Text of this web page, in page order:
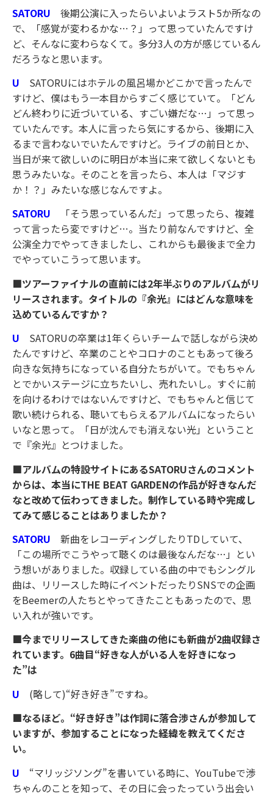
SATORU 後期公演に入ったらいよいよラスト5か所なの
で、「感覚が変わるかな…？」って思っていたんですけ
ど、そんなに変わらなくて。多分3人の方が感じているん
だろうなと思います。
U SATORUにはホテルの風呂場かどこかで言ったんで
すけど、僕はもう一本目からすごく感じていて。「どん
どん終わりに近づいている、すごい嫌だな…」って思っ
ていたんです。本人に言ったら気にするから、後期に入
るまで言わないでいたんですけど。ライブの前日とか、
当日が来て欲しいのに明日が本当に来て欲しくないとも
思うみたいな。そのことを言ったら、本人は「マジす
か！？」みたいな感じなんですよ。
SATORU
「そう思っているんだ」って思ったら、複雑
って言ったら変ですけど…。当たり前なんですけど、全
公演全力でやってきましたし、これからも最後まで全力
でやっていこうって思います。
■ツアーファイナルの直前には2年半ぶりのアルバムがリ
リースされます。タイトルの『余光』にはどんな意味を
込めているんですか？
U SATORUの卒業は1年くらいチームで話しながら決め
たんですけど、卒業のことやコロナのこともあって後ろ
向きな気持ちになっている自分たちがいて。でもちゃん
とでかいステージに立ちたいし、売れたいし。すぐに前
を向けるわけではないんですけど、でもちゃんと信じて
歌い続けられる、聴いてもらえるアルバムになったらい
いなと思って。「日が沈んでも消えない光」ということ
で『余光』とつけました。
■アルバムの特設サイトにあるSATORUさんのコメント
からは、本当にTHE BEAT GARDENの作品が好きなんだ
なと改めて伝わってきました。制作している時や完成し
てみて感じることはありましたか？
SATORU 新曲をレコーディングしたりTDしていて、
「この場所でこうやって聴くのは最後なんだな…」とい
う想いがありました。収録している曲の中でもシングル
曲は、リリースした時にイベントだったりSNSでの企画
をBeemerの人たちとやってきたこともあったので、思
い入れが強いです。
■今までリリースしてきた楽曲の他にも新曲が2曲収録さ
れています。6曲目“好きな人がいる人を好きになっ
た”は
U (略して)“好き好き”ですね。
■なるほど。“好き好き”は作詞に落合渉さんが参加して
いますが、参加することになった経緯を教えてくださ
い。
U “マリッジソング”を書いている時に、YouTubeで渉
ちゃんのことを知って、その日に会ったっていう出会い